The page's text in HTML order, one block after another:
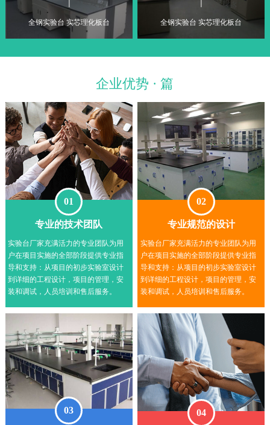
全钢实验台 实芯理化板台 全钢实验台 实芯理化板台
企业优势 · 篇
01
专业的技术团队
实验台厂家充满活力的专业团队为用
户在项目实施的全部阶段提供专业指
导和支持：从项目的初步实验室设计
到详细的工程设计，项目的管理，安
装和调试，人员培训和售后服务。
02
专业规范的设计
实验台厂家充满活力的专业团队为用
户在项目实施的全部阶段提供专业指
导和支持：从项目的初步实验室设计
到详细的工程设计，项目的管理，安
装和调试，人员培训和售后服务。
03 04